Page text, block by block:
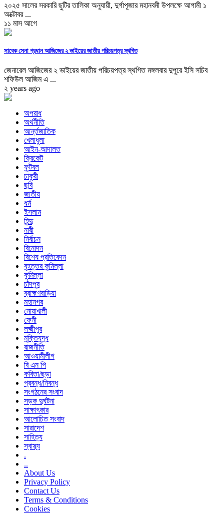
২০২৫ সালের সরকারি ছুটির তালিকা অনুযায়ী, দুর্গাপূজার মহানবমী উপলক্ষে আগামী ১
অক্টোবর ...
১১ মাস আগে
সাবেক সেনা প্রধান আজিজের ২ ভাইয়ের জাতীয় পরিচয়পত্র স্থগিত
জেনারেল আজিজের ২ ভাইয়ের জাতীয় পরিচয়পত্র স্থগিত মঙ্গলবার দুপুরে ইসি সচিব
শফিউল আজিম এ ...
২ years ago
অপরাধ
অর্থনীতি
আর্ন্তজাতিক
খেলাধুলা
আইন-আদালত
ক্রিকেট
ফুটবল
চাকুরী
ছবি
জাতীয়
ধর্ম
ইসলাম
হিন্দু
নারী
নির্বাচন
বিনোদন
বিশেষ প্রতিবেদন
বৃহত্তর কুমিল্লা
কুমিল্লা
চাঁদপুর
ব্রাহ্মণবাড়িয়া
মহানগর
নোয়াখালী
ফেনী
লক্ষ্মীপুর
মুক্তিযুদ্ধ
রাজনীতি
আওয়ামীলীগ
বি এন পি
কবিতা/ছড়া
প্রবন্ধ/নিবন্ধ
সংগঠনের সংবাদ
সড়ক দুর্ঘটনা
সাক্ষাৎকার
আলোচিত সংবাদ
সারাদেশ
সাহিত্য
স্বাস্থ্য
.
..
About Us
Privacy Policy
Contact Us
Terms & Conditions
Cookies